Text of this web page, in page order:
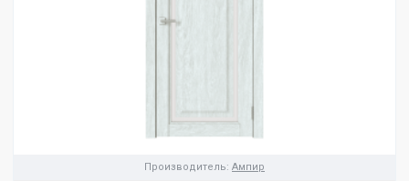
Производитель: Ампир